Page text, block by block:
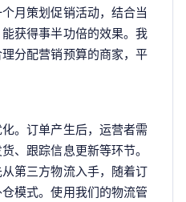
月策划促销活动，结合当
获得事半功倍的效果。我
分配营销预算的商家，平
。订单产生后，运营者需
、跟踪信息更新等环节。
第三方物流入手，随着订
模式。使用我们的物流管